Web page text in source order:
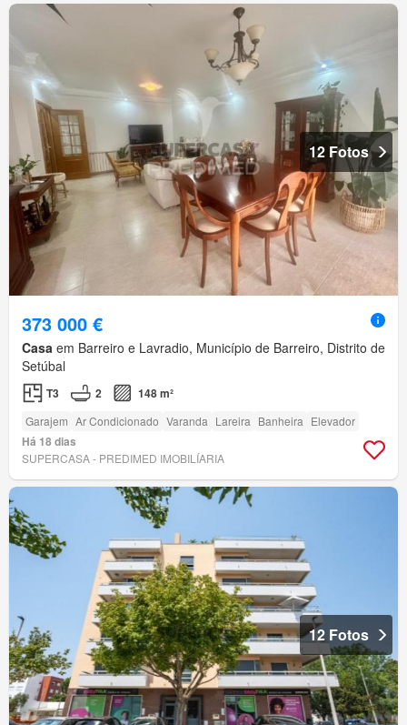
12 Fotos
373 000 €
Casa em Barreiro e Lavradio, Município de Barreiro, Distrito de
Setúbal
T3 2 148 m²
Garajem Ar Condicionado Varanda Lareira Banheira Elevador
Há 18 dias
SUPERCASA - PREDIMED IMOBILÍARIA
12 Fotos